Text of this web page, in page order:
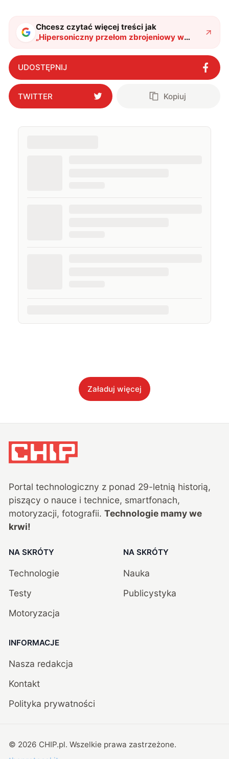
Chcesz czytać więcej treści jak
„Hipersoniczny przełom zbrojeniowy w
Korei Północnej"?
UDOSTĘPNIJ
TWITTER Kopiuj
Załaduj więcej
Portal technologiczny z ponad 29-letnią historią,
piszący o nauce i technice, smartfonach,
motoryzacji, fotografii. Technologie mamy we
krwi!
NA SKRÓTY
Technologie
Testy
Motoryzacja
NA SKRÓTY
Nauka
Publicystyka
INFORMACJE
Nasza redakcja
Kontakt
Polityka prywatności
© 2026 CHIP.pl. Wszelkie prawa zastrzeżone.